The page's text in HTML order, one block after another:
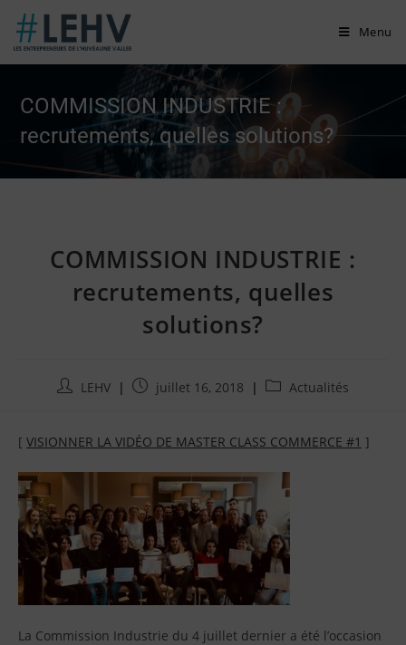
Skip
content
Menu
COMMISSION INDUSTRIE :
recrutements, quelles solutions?
COMMISSION INDUSTRIE :
recrutements, quelles
solutions?
Auteur/autrice
publication
LEHV
Publication
juillet 16, 2018
Post Actualités
[ VISIONNER LA VIDÉO DE MASTER CLASS COMMERCE #1 ]
La Commission Industrie du 4 juillet dernier a été l’occasion